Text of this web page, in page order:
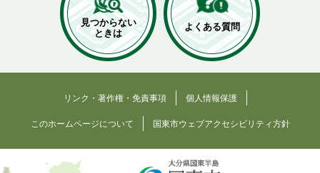
見つからない
ときは
よくある質問
リンク・著作権・免責事項 個人情報保護
このホームページについて 国東市ウェブアクセシビリティ方針